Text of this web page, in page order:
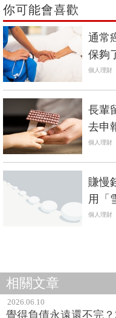
你可能會喜歡
通常
保夠
快速
個人理財
長輩
去申
證明
個人理財
賺慢
用「
個人理財
相關文章
2026.06.10
覺得負債永遠還不完